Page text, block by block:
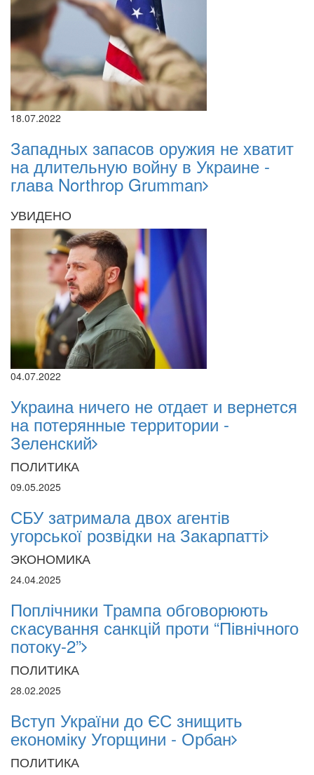
18.07.2022
Западных запасов оружия не хватит
на длительную войну в Украине -
глава Northrop Grumman
УВИДЕНО
04.07.2022
Украина ничего не отдает и вернется
на потерянные территории -
Зеленский
ПОЛИТИКА
09.05.2025
СБУ затримала двох агентів
угорської розвідки на Закарпатті
ЭКОНОМИКА
24.04.2025
Поплічники Трампа обговорюють
скасування санкцій проти “Північного
потоку-2”
ПОЛИТИКА
28.02.2025
Вступ України до ЄС знищить
економіку Угорщини - Орбан
ПОЛИТИКА